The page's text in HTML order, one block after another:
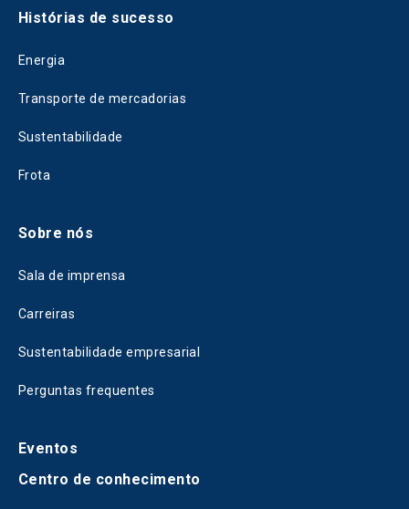
Histórias de sucesso
Energia
Transporte de mercadorias
Sustentabilidade
Frota
Sobre nós
Sala de imprensa
Carreiras
Sustentabilidade empresarial
Perguntas frequentes
Eventos
Centro de conhecimento